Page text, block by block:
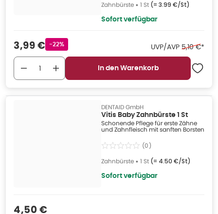
Zahnbürste • 1 St (= 3.99 €/St)
Sofort verfügbar
Verkaufspreis
3,99 €Rabattstempel
-22% UVP/AVP 5,10 €*
In den Warenkorb
DENTAID GmbH
Vitis Baby Zahnbürste 1 St
Schonende Pflege für erste Zähne
und Zahnfleisch mit sanften Borsten
(0)
Zahnbürste • 1 St (= 4.50 €/St)
Sofort verfügbar
Verkaufspreis
4,50 €